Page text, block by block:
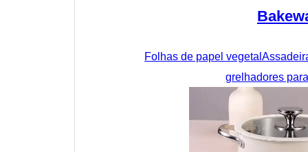
Folhas de papel vegetal
grelhadores